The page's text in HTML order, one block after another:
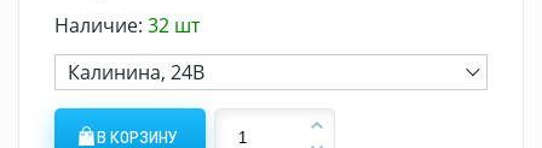
Наличие: 32 шт
Калинина, 24В
В КОРЗИНУ